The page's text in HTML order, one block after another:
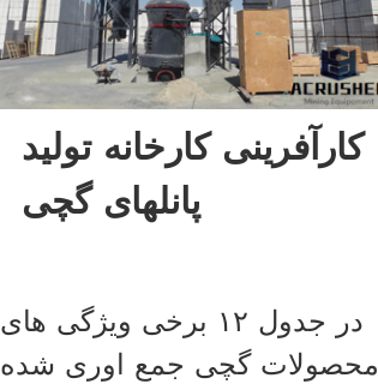
کارآفرینی کارخانه تولید
پانلهای گچی
در جدول ۱۲ برخی ویژگی های
محصولات گچی جمع اوری شده